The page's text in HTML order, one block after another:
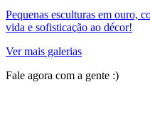
Pequenas esculturas em ouro,
vida e sofisticação ao décor!
Ver mais galerias
Fale agora com a gente :)